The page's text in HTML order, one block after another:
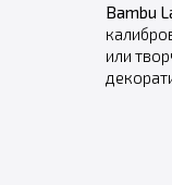
Bambu
или